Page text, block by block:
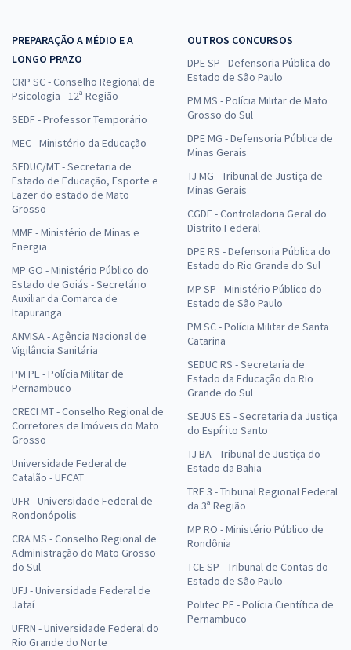
PREPARAÇÃO A MÉDIO E A
LONGO PRAZO
CRP SC - Conselho Regional de
Psicologia - 12ª Região
SEDF - Professor Temporário
MEC - Ministério da Educação
SEDUC/MT - Secretaria de
Estado de Educação, Esporte e
Lazer do estado de Mato
Grosso
MME - Ministério de Minas e
Energia
MP GO - Ministério Público do
Estado de Goiás - Secretário
Auxiliar da Comarca de
Itapuranga
ANVISA - Agência Nacional de
Vigilância Sanitária
PM PE - Polícia Militar de
Pernambuco
CRECI MT - Conselho Regional de
Corretores de Imóveis do Mato
Grosso
Universidade Federal de
Catalão - UFCAT
UFR - Universidade Federal de
Rondonópolis
CRA MS - Conselho Regional de
Administração do Mato Grosso
do Sul
UFJ - Universidade Federal de
Jataí
UFRN - Universidade Federal do
Rio Grande do Norte
OUTROS CONCURSOS
DPE SP - Defensoria Pública do
Estado de São Paulo
PM MS - Polícia Militar de Mato
Grosso do Sul
DPE MG - Defensoria Pública de
Minas Gerais
TJ MG - Tribunal de Justiça de
Minas Gerais
CGDF - Controladoria Geral do
Distrito Federal
DPE RS - Defensoria Pública do
Estado do Rio Grande do Sul
MP SP - Ministério Público do
Estado de São Paulo
PM SC - Polícia Militar de Santa
Catarina
SEDUC RS - Secretaria de
Estado da Educação do Rio
Grande do Sul
SEJUS ES - Secretaria da Justiça
do Espírito Santo
TJ BA - Tribunal de Justiça do
Estado da Bahia
TRF 3 - Tribunal Regional Federal
da 3ª Região
MP RO - Ministério Público de
Rondônia
TCE SP - Tribunal de Contas do
Estado de São Paulo
Politec PE - Polícia Científica de
Pernambuco